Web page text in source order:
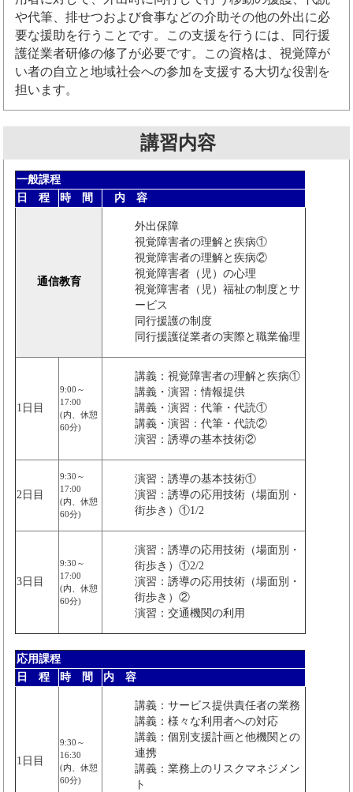
や代筆、排せつおよび食事などの介助その他の外出に必
要な援助を行うことです。この支援を行うには、同行援
護従業者研修の修了が必要です。この資格は、視覚障が
い者の自立と地域社会への参加を支援する大切な役割を
担います。
講習内容
一般課程
日 程
時 間 内 容
通信教育
外出保障
視覚障害者の理解と疾病①
視覚障害者の理解と疾病②
視覚障害者（児）の心理
視覚障害者（児）福祉の制度とサ
ービス
同行援護の制度
同行援護従業者の実際と職業倫理
1日目
9:00～
17:00
(内、休憩
60分)
講義：視覚障害者の理解と疾病①
講義・演習：情報提供
講義・演習：代筆・代読①
講義・演習：代筆・代読②
演習：誘導の基本技術②
2日目
9:30～
17:00
(内、休憩
60分)
演習：誘導の基本技術①
演習：誘導の応用技術（場面別・
街歩き）①1/2
3日目
9:30～
17:00
(内、休憩
60分)
演習：誘導の応用技術（場面別・
街歩き）①2/2
演習：誘導の応用技術（場面別・
街歩き）②
演習：交通機関の利用
応用課程
日 程
時 間 内 容
1日目
9:30～
16:30
(内、休憩
60分)
講義：サービス提供責任者の業務
講義：様々な利用者への対応
講義：個別支援計画と他機関との
連携
講義：業務上のリスクマネジメン
ト